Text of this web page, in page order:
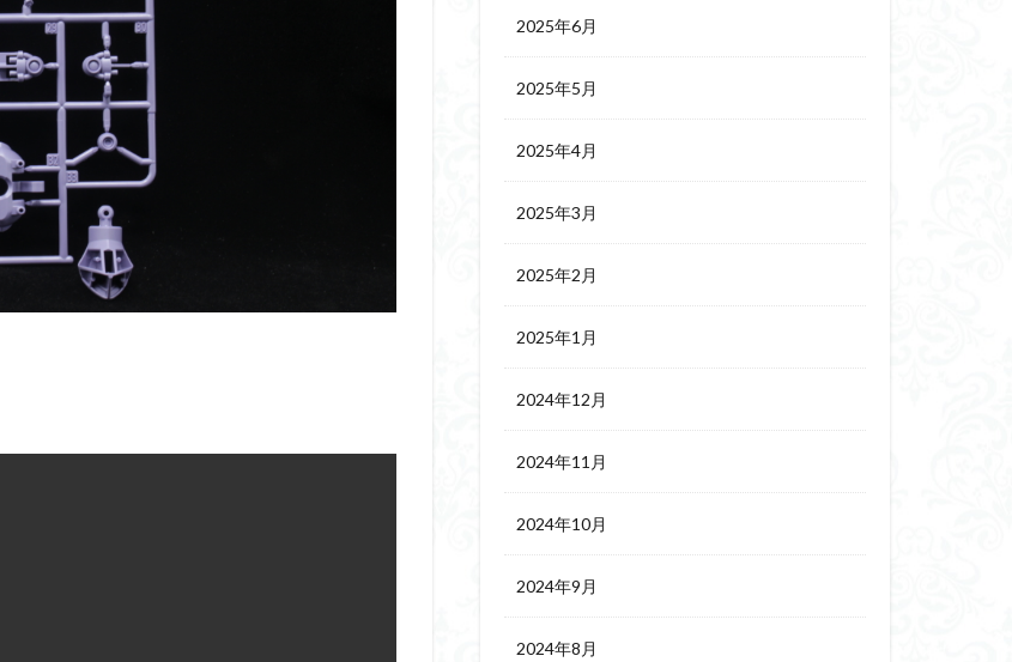
2025年6月
2025年5月
2025年4月
2025年3月
2025年2月
2025年1月
2024年12月
2024年11月
2024年10月
2024年9月
2024年8月